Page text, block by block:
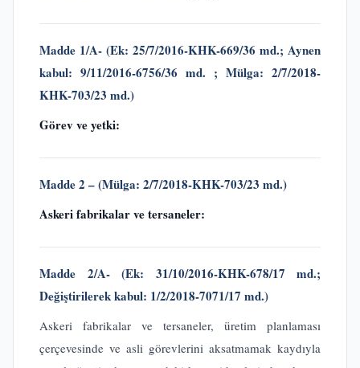
Madde 1/A- (Ek: 25/7/2016-KHK-669/36 md.; Aynen
kabul: 9/11/2016-6756/36 md. ; Mülga: 2/7/2018-
KHK-703/23 md.)
Görev ve yetki:
Madde 2 – (Mülga: 2/7/2018-KHK-703/23 md.)
Askeri fabrikalar ve tersaneler:
Madde 2/A-
(Ek: 31/10/2016-KHK-678/17 md.;
Değiştirilerek kabul: 1/2/2018-7071/17 md.)
Askeri fabrikalar ve tersaneler, üretim planlaması
çerçevesinde ve asli görevlerini aksatmamak kaydıyla